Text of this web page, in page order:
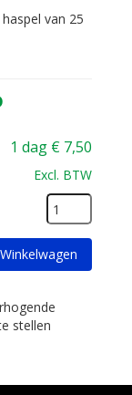
van 25
1 dag € 7,50
Excl. BTW
stellen